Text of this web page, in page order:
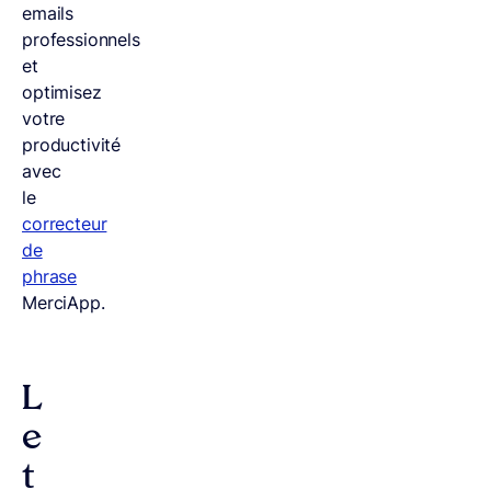
emails
professionnels
et
optimisez
votre
productivité
avec
le
correcteur
de
phrase
MerciApp.
L
e
t